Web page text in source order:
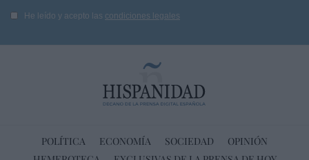
He leído y acepto las condiciones legales
POLÍTICA ECONOMÍA SOCIEDAD
OPINIÓN